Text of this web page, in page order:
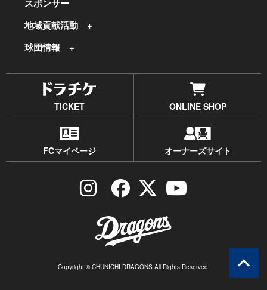
スポンサー
地域貢献活動
球団情報
TICKET ONLINE SHOP
FCマイページ オーナーズサイト
Copyright © CHUNICHI DRAGONS All Rights Reserved.